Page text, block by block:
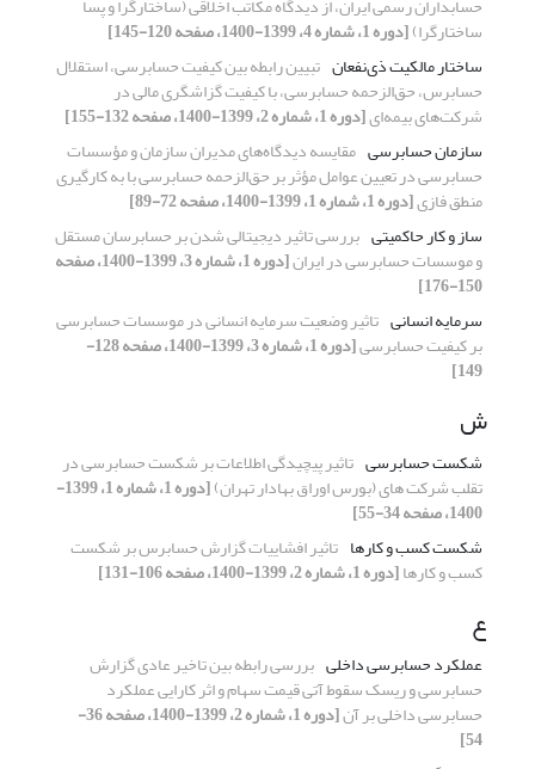
ساختارگرا)[دوره 1، شماره 4، 1399-1400، صفحه 120-145]
ساختار مالکیت ذی‌نفعان تبیین رابطه بین کیفیت حسابرسی، استقلال
حسابرس، حق‌الزحمه حسابرسی، با کیفیت گزاشگری مالی در
شرکت‌های بیمه‌ای[دوره 1، شماره 2، 1399-1400، صفحه 132-155]
سازمان حسابرسی مقایسه دیدگاه‌‏های مدیران سازمان و مؤسسات
حسابرسی در تعیین عوامل مؤثر بر حق‌الزحمه حسابرسی با به کارگیری
منطق فازی[دوره 1، شماره 1، 1399-1400، صفحه 72-89]
ساز و کار حاکمیتی بررسی تاثیر دیجیتالی شدن بر حسابرسان مستقل
و موسسات حسابرسی در ایران [دوره 1، شماره 3، 1399-1400، صفحه
150-176]
سرمایه انسانی تاثیر وضعیت سرمایه انسانی در موسسات حسابرسی
بر کیفیت حسابرسی [دوره 1، شماره 3، 1399-1400، صفحه 128-
149]
ش
شکست حسابرسی تاثیر پیچیدگی اطلاعات بر شکست حسابرسی در
تقلب شرکت های (بورس اوراق بهادار تهران) [دوره 1، شماره 1، 1399-
1400، صفحه 34-55]
شکست کسب و کارها تاثیر افشاییات گزارش حسابرس بر شکست
کسب و کارها[دوره 1، شماره 2، 1399-1400، صفحه 106-131]
ع
عملکرد حسابرسی داخلی بررسی رابطه بین تاخیر عادی گزارش
حسابرسی و ریسک سقوط آتی قیمت سهام و اثر کارایی عملکرد
حسابرسی داخلی بر آن [دوره 1، شماره 2، 1399-1400، صفحه 36-
54]